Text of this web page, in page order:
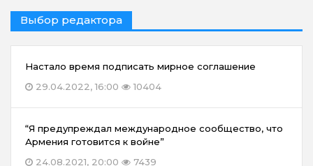
Выбор редактора
Настало время подписать мирное соглашение
29.04.2022, 16:00
10404
“Я предупреждал международное сообщество, что
Армения готовится к войне”
24.08.2021, 20:00
7439